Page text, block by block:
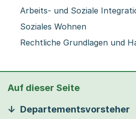
Arbeits- und Soziale
Soziales Wohnen
Rechtliche Grundlagen und
Auf dieser Seite
Departementsvorsteher